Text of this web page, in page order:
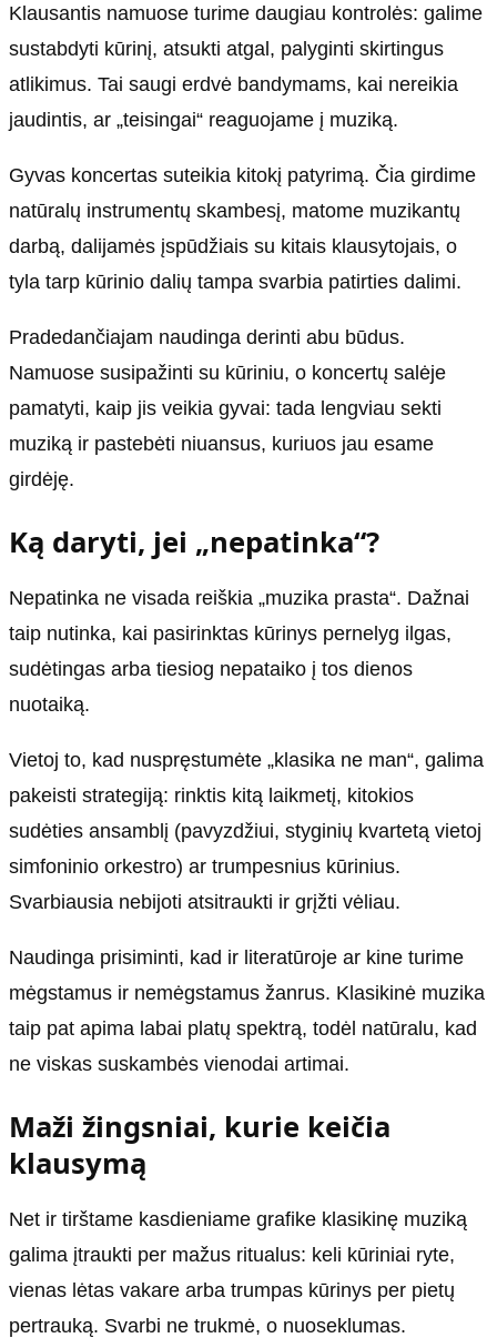
Klausantis namuose turime daugiau kontrolės: galime
sustabdyti kūrinį, atsukti atgal, palyginti skirtingus
atlikimus. Tai saugi erdvė bandymams, kai nereikia
jaudintis, ar „teisingai“ reaguojame į muziką.
Gyvas koncertas suteikia kitokį patyrimą. Čia girdime
natūralų instrumentų skambesį, matome muzikantų
darbą, dalijamės įspūdžiais su kitais klausytojais, o
tyla tarp kūrinio dalių tampa svarbia patirties dalimi.
Pradedančiajam naudinga derinti abu būdus.
Namuose susipažinti su kūriniu, o koncertų salėje
pamatyti, kaip jis veikia gyvai: tada lengviau sekti
muziką ir pastebėti niuansus, kuriuos jau esame
girdėję.
Ką daryti, jei „nepatinka“?
Nepatinka ne visada reiškia „muzika prasta“. Dažnai
taip nutinka, kai pasirinktas kūrinys pernelyg ilgas,
sudėtingas arba tiesiog nepataiko į tos dienos
nuotaiką.
Vietoj to, kad nuspręstumėte „klasika ne man“, galima
pakeisti strategiją: rinktis kitą laikmetį, kitokios
sudėties ansamblį (pavyzdžiui, styginių kvartetą vietoj
simfoninio orkestro) ar trumpesnius kūrinius.
Svarbiausia nebijoti atsitraukti ir grįžti vėliau.
Naudinga prisiminti, kad ir literatūroje ar kine turime
mėgstamus ir nemėgstamus žanrus. Klasikinė muzika
taip pat apima labai platų spektrą, todėl natūralu, kad
ne viskas suskambės vienodai artimai.
Maži žingsniai, kurie keičia
klausymą
Net ir tirštame kasdieniame grafike klasikinę muziką
galima įtraukti per mažus ritualus: keli kūriniai ryte,
vienas lėtas vakare arba trumpas kūrinys per pietų
pertrauką. Svarbi ne trukmė, o nuoseklumas.